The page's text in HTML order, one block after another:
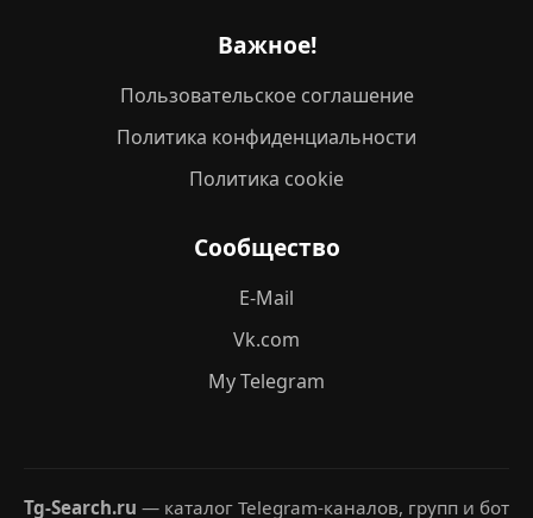
Важное!
Пользовательское соглашение
Политика конфиденциальности
Политика cookie
Сообщество
E-Mail
Vk.com
My Telegram
Tg-Search.ru — каталог Telegram-каналов, групп и бот